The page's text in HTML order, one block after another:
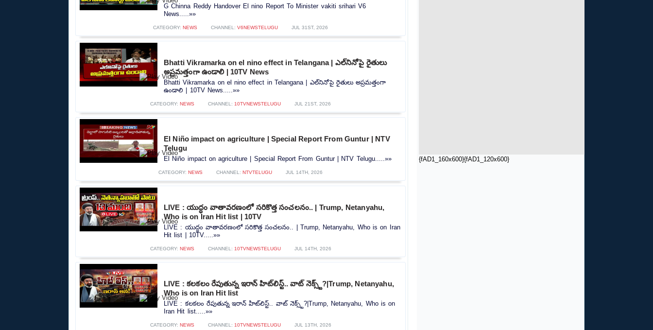
{fAD1_160x600}{fAD1_120x600}
G Chinna Reddy Handover El nino Report To Minister vakiti srihari V6
News.....»»
CATEGORY: NEWS CHANNEL: V6NEWSTELUGU JUL 31ST, 2026
Bhatti Vikramarka on el nino effect in Telangana | ఎల్‌నినోపై రైతులు
అప్రమత్తంగా ఉండాలి | 10TV News
Bhatti Vikramarka on el nino effect in Telangana | ఎల్‌నినోపై రైతులు అప్రమత్తంగా
ఉండాలి | 10TV News.....»»
CATEGORY: NEWS CHANNEL: 10TVNEWSTELUGU JUL 21ST, 2026
El Niño impact on agriculture | Special Report From Guntur | NTV
Telugu
El Niño impact on agriculture | Special Report From Guntur | NTV Telugu.....»»
CATEGORY: NEWS CHANNEL: NTVTELUGU JUL 14TH, 2026
LIVE : యుద్ధం వాతావరణంలో సరికొత్త సంచలనం.. | Trump, Netanyahu,
Who is on Iran Hit list | 10TV
LIVE : యుద్ధం వాతావరణంలో సరికొత్త సంచలనం.. | Trump, Netanyahu, Who is on Iran
Hit list | 10TV.....»»
CATEGORY: NEWS CHANNEL: 10TVNEWSTELUGU JUL 14TH, 2026
LIVE : కలకలం రేపుతున్న ఇరాన్ హిట్‌లిస్ట్‌.. వాట్ నెక్స్ట్?|Trump, Netanyahu,
Who is on Iran Hit list
LIVE : కలకలం రేపుతున్న ఇరాన్ హిట్‌లిస్ట్‌.. వాట్ నెక్స్ట్?|Trump, Netanyahu, Who is on
Iran Hit list.....»»
CATEGORY: NEWS CHANNEL: 10TVNEWSTELUGU JUL 13TH, 2026